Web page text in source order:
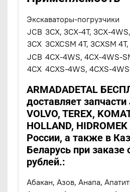
Экскаваторы-погрузчики
JCB
3CX
3CX, 3CX-4T, 3CX-
3CXCSM 4T, 3CXSM
JCB
4CX
4CX-4WS, 4CX-4WS-
4CXS-4WS, 4CXS-
ARMADADETAL
доставляет запчасти
VOLVO, TEREX,
HOLLAND,
России, а также в
Беларусь при заказе
рублей.:
Абакан, Азов, Анапа,